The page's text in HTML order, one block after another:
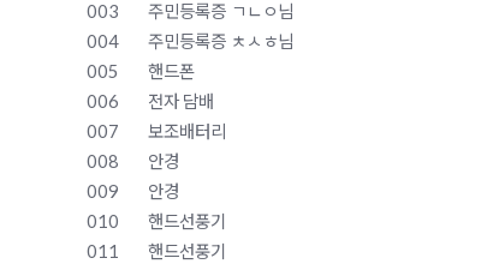
003
주민등록증 ㄱㄴㅇ님
004
주민등록증 ㅊㅅㅎ님
005
핸드폰
006
전자 담배
007
보조배터리
008
안경
009
안경
010
핸드선풍기
011
핸드선풍기